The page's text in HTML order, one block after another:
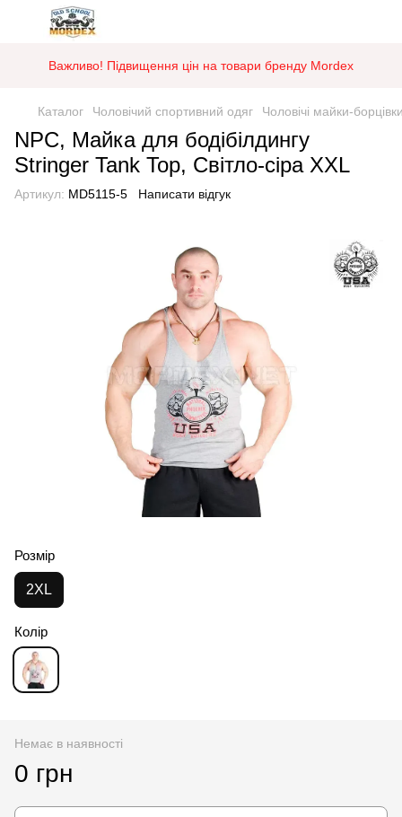
Важливо! Підвищення цін на товари бренду Mordex
Каталог Чоловічий спортивний одяг Чоловічі майки-
NPC, Майка для бодібілдингу
Stringer Tank Top, Світло-сіра XXL
Артикул: MD5115-5 Написати відгук
Розмір
2XL
Колір
Немає в наявності
0 грн